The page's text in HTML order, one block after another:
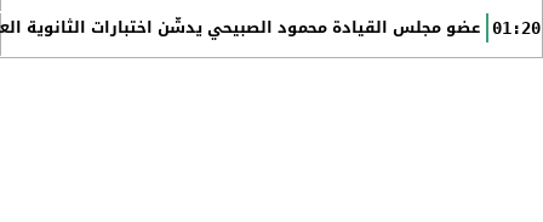
01:20 عضو مجلس القيادة محمود الصبيحي يدشّن اختبارات الثانوية